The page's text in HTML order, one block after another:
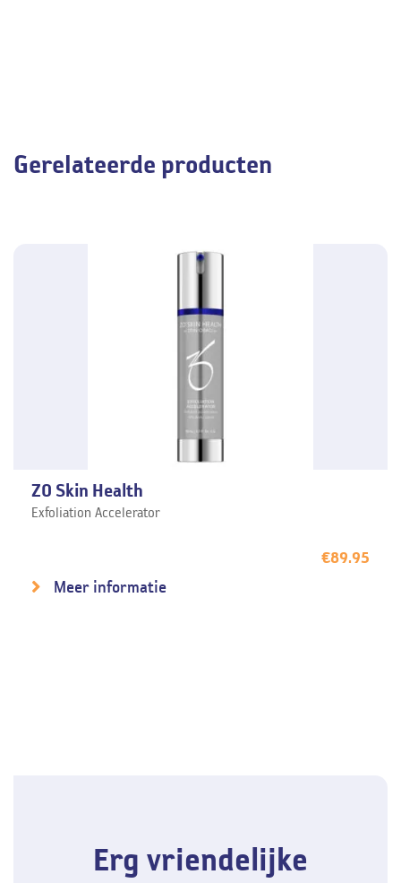
Gerelateerde producten
ZO Skin Health
Exfoliation Accelerator
€89.95
Meer informatie
Erg vriendelijke